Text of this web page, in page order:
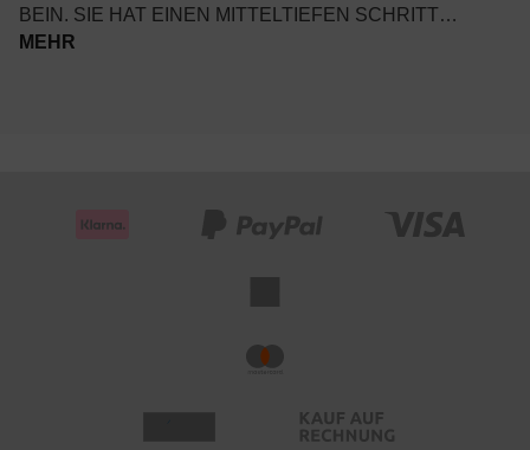
BEIN. SIE HAT EINEN MITTELTIEFEN SCHRITT…
MEHR